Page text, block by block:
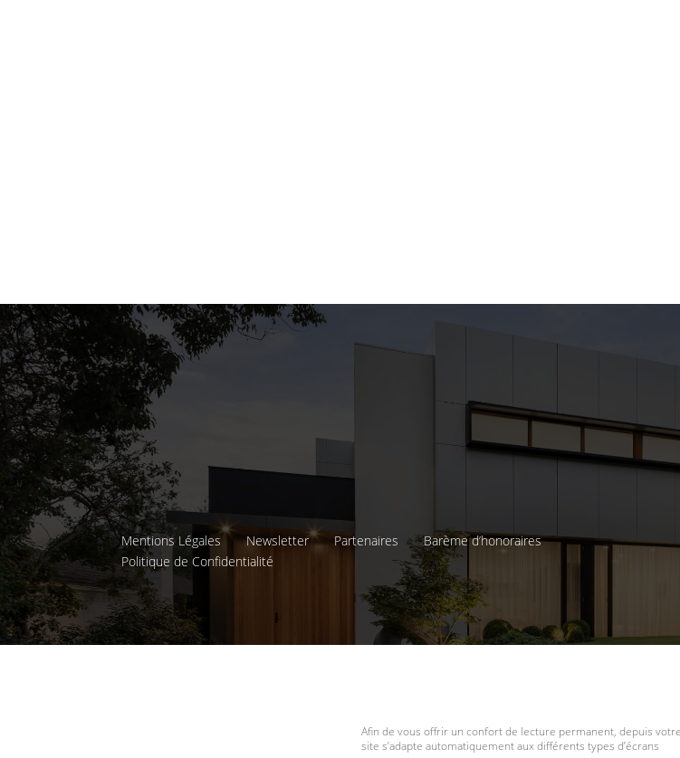
Mentions Légales Newsletter Partenaires
Barème d’honoraires
Politique de Confidentialité
Afin de vous offrir un confort de lecture permanent, depuis
site s’adapte automatiquement aux différents types d’écrans